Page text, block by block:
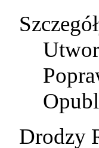
Drodzy